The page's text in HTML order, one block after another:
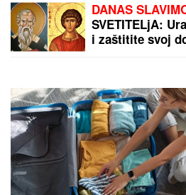
DANAS
SVETITELjA:
i zaštitite svoj